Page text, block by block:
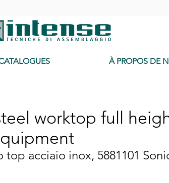
À PROPOS DE
worktop full
top acciaio inox, 5881101